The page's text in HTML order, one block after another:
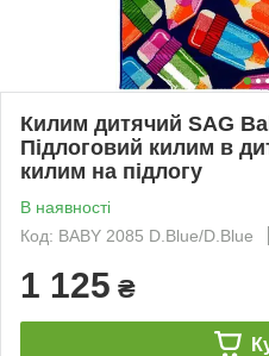
Килим дитячий SAG
Підлоговий килим в
килим на підлогу
В наявності
Код: BABY 2085 D.Blue/D.Blue
1 125 ₴